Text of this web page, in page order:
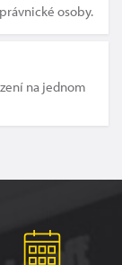
osoby.
na jednom